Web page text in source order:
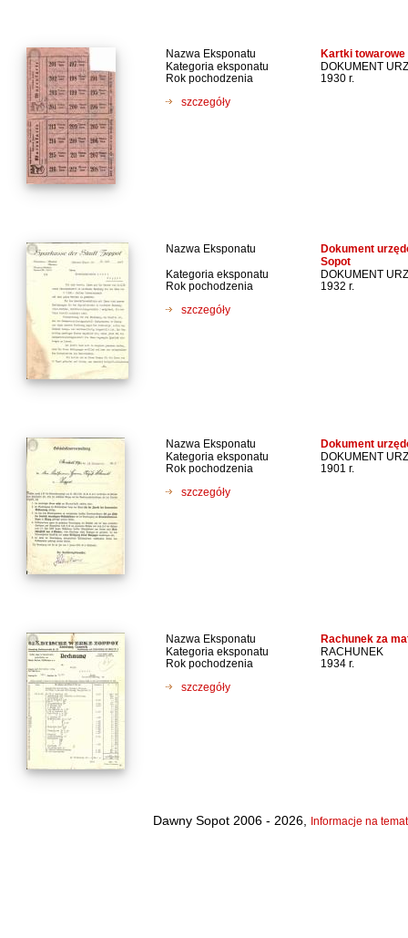
Nazwa Eksponatu Kartki towarowe
Kategoria eksponatu
DOKUMENT
Rok pochodzenia
1930 r.
szczegóły
Nazwa Eksponatu
Dokument
Sopot
Kategoria eksponatu
DOKUMENT
Rok pochodzenia
1932 r.
szczegóły
Nazwa Eksponatu Dokument
Kategoria eksponatu
DOKUMENT
Rok pochodzenia
1901 r.
szczegóły
Nazwa Eksponatu Rachunek za
Kategoria eksponatu
RACHUNEK
Rok pochodzenia
1934 r.
szczegóły
Dawny Sopot 2006 - 2026, Informacje na